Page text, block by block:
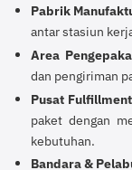
Pabrik
antar stasiun
Area
dan pengiriman
Pusat
paket dengan
kebutuhan.
Bandara &